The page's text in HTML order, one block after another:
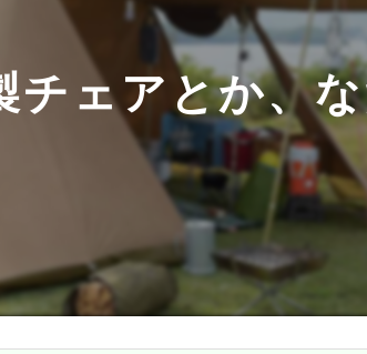
点検・メンテナンス
チェアとか、